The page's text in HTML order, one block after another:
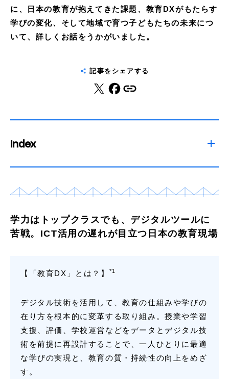
に、日本の教育が抱えてきた課題、教育DXがもたらす
学びの変化、そして地域で育つ子どもたちの未来につ
いて、詳しくお話をうかがいました。
記事をシェアする
Index
学力はトップクラスでも、デジタルツールに
苦戦。ICT活用の遅れが目立つ日本の教育現場
【「教育DX」とは？】 *1
デジタル技術を活用して、教育の仕組みや学びの
在り方を根本的に変革する取り組み。授業や学習
支援、評価、学校運営などをデータとデジタル技
術を前提に再設計することで、一人ひとりに最適
な学びの実現と、教育の質・持続性の向上をめざ
す。